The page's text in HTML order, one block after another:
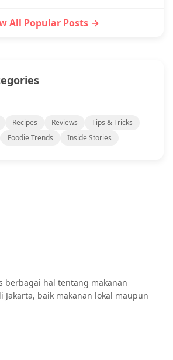
All Popular Posts →
Recipes Reviews
Tips & Tricks
Foodie Trends Inside Stories
berbagai hal tentang makanan
Jakarta, baik makanan lokal maupun